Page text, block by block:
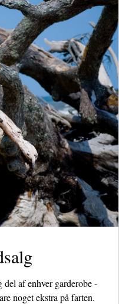
del af enhver garderobe -
noget ekstra på farten.